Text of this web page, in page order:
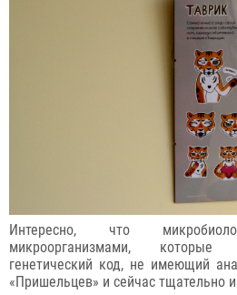
Интересно, что
микроорганизмами,
генетический код, не имеющий
«Пришельцев» и сейчас тщательно